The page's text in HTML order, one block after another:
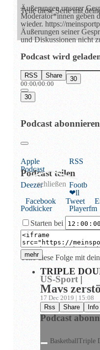
Teile diese Serie mit
Äußerungen unserer
Moderator*innen geben
wieder. https://
Äußerungen seiner
und Diskussionen nicht
Podcast wird
RSS Share 30
30
00:00/00:00
Podcast abonnieren
Apple
Podcast
RSS
Deezer
Footb
❤ll
Podkicker Playerfm
Podcast teilen
Facebook Tweet
Starten bei
Teile diese Folge mit
schließen
mehr
TRIPLE
US-Sport |
Mavs
17 Dec 2019 | 15:08
Rss Share Info
Podcast
BasketballTriple